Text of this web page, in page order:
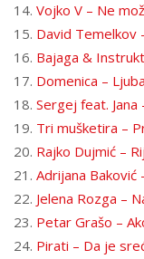
14. Vojko V – Ne
15. David Temelkov
16. Bajaga &
17. Domenica –
18. Sergej feat. Jana
19. Tri mušketira –
20. Rajko Dujmić –
21. Adrijana Baković
22. Jelena Rozga –
23. Petar Grašo –
24. Pirati – Da je